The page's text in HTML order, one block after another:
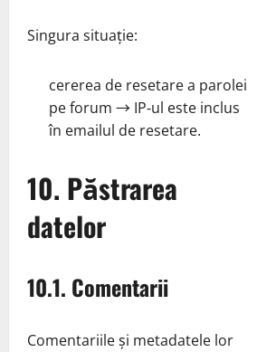
Singura situație:
cererea de resetare a parolei
pe forum → IP‑ul este inclus
în emailul de resetare.
10. Păstrarea
datelor
10.1. Comentarii
Comentariile și metadatele lor